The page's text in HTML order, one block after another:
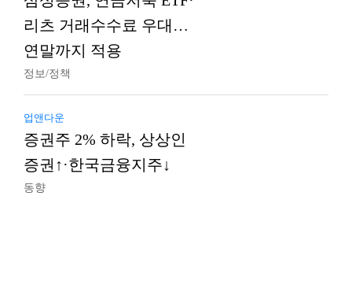
리츠 거래수수료 우대…
연말까지 적용
정보/정책
업앤다운
증권주 2% 하락, 상상인
증권↑·한국금융지주↓
동향